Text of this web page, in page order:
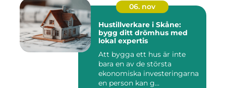
06. nov
Hustillverkare i Skåne:
bygg ditt drömhus med
lokal expertis
Att bygga ett hus är inte
bara en av de största
ekonomiska investeringarna
en person kan g...